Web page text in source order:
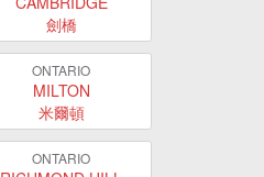
劍橋
ONTARIO
MILTON
米爾頓
ONTARIO